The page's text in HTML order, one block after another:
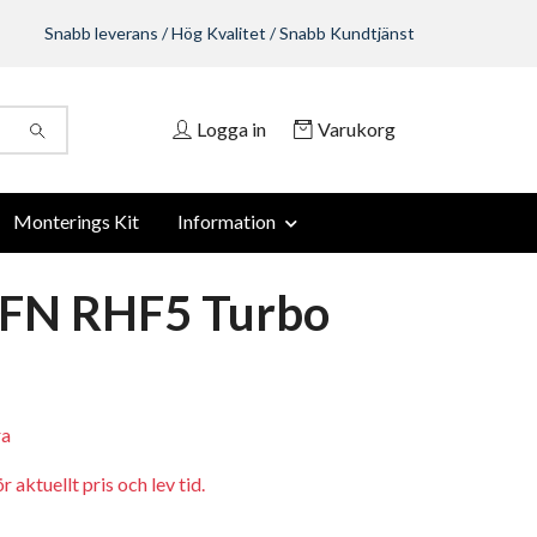
Snabb leverans / Hög Kvalitet / Snabb Kundtjänst
Logga in Varukorg
Monterings Kit Information
RHF5 Turbo
aktuellt pris och lev tid.